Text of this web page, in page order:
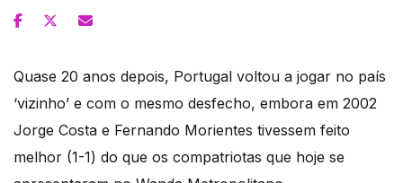
Quase 20 anos depois, Portugal voltou a jogar no país
‘vizinho’ e com o mesmo desfecho, embora em 2002
Jorge Costa e Fernando Morientes tivessem feito
melhor (1-1) do que os compatriotas que hoje se